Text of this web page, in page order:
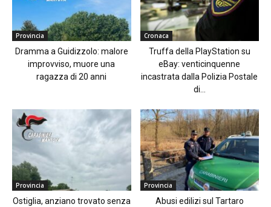
Provincia
Dramma a Guidizzolo: malore
improvviso, muore una
ragazza di 20 anni
Cronaca
Truffa della PlayStation su
eBay: venticinquenne
incastrata dalla Polizia Postale
di...
Provincia
Ostiglia, anziano trovato senza
Provincia
Abusi edilizi sul Tartaro